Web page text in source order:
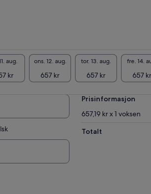
aug.
kr
ons. 12. aug.
657 kr
tor. 13. aug.
657 kr
fre. 14.
657 kr
Prisinformasjon
657,19 kr x 1 voksen
Totalt